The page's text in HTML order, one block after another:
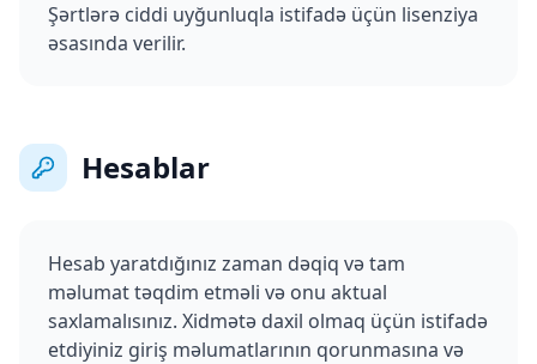
Şərtlərə ciddi uyğunluqla istifadə üçün lisenziya
əsasında verilir.
Hesablar
Hesab yaratdığınız zaman dəqiq və tam
məlumat təqdim etməli və onu aktual
saxlamalısınız. Xidmətə daxil olmaq üçün istifadə
etdiyiniz giriş məlumatlarının qorunmasına və